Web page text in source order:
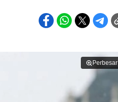
Perbesar